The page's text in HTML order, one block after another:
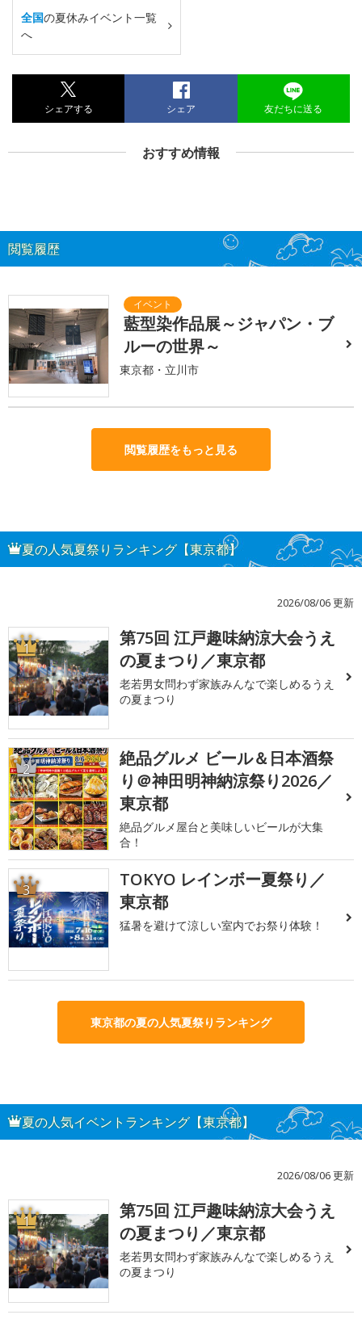
全国の夏休みイベント一覧
へ
シェアする シェア 友だちに送る
おすすめ情報
閲覧履歴
藍型染作品展～ジャパン・ブ
ルーの世界～
東京都・立川市
閲覧履歴をもっと見る
夏の人気夏祭りランキング【東京都】
2026/08/06 更新
1
第75回 江戸趣味納涼大会うえ
の夏まつり／東京都
老若男女問わず家族みんなで楽しめるうえ
の夏まつり
2
絶品グルメ ビール＆日本酒祭
り＠神田明神納涼祭り2026／
東京都
絶品グルメ屋台と美味しいビールが大集
合！
3
TOKYO レインボー夏祭り／
東京都
猛暑を避けて涼しい室内でお祭り体験！
東京都の夏の人気夏祭りランキング
夏の人気イベントランキング【東京都】
2026/08/06 更新
1
第75回 江戸趣味納涼大会うえ
の夏まつり／東京都
老若男女問わず家族みんなで楽しめるうえ
の夏まつり